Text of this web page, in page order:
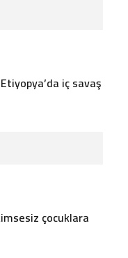
iç savaş
çocuklara